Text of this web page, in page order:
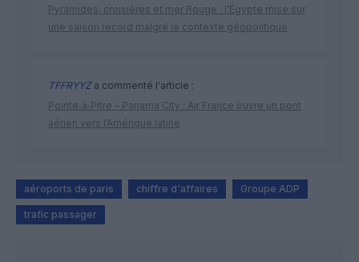
Pyramides, croisières et mer Rouge : l’Égypte mise sur
une saison record malgré le contexte géopolitique
TFFRYYZa commenté l'article :
Pointe‑à‑Pitre – Panama City : Air France ouvre un pont
aérien vers l’Amérique latine
aéroports de paris chiffre d'affaires Groupe ADP
trafic passager